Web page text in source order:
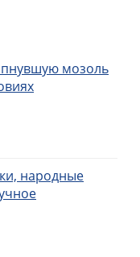
мозоль
народные